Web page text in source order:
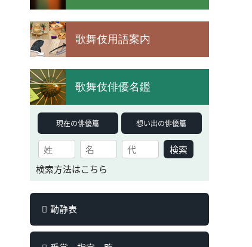
歌舞伎用語案内
歌舞伎俳優名鑑
現在の俳優篇 想い出の俳優篇
検索
検索方法はこちら
動静表